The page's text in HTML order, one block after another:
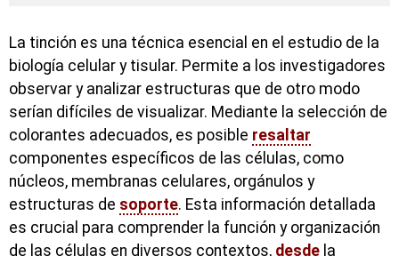
La tinción es una técnica esencial en el estudio de la
biología celular y tisular. Permite a los investigadores
observar y analizar estructuras que de otro modo
serían difíciles de visualizar. Mediante la selección de
colorantes adecuados, es posible resaltar
componentes específicos de las células, como
núcleos, membranas celulares, orgánulos y
estructuras de soporte. Esta información detallada
es crucial para comprender la función y organización
de las células en diversos contextos, desde la